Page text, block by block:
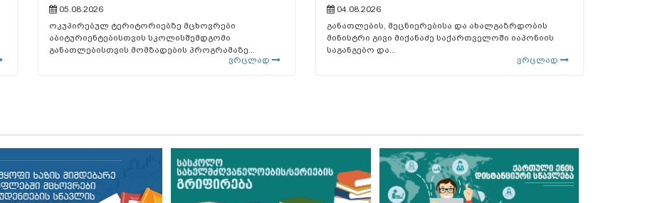
05.08.2026
ოკუპირებულ ტერიტორიებზე მცხოვრები
აბიტურიენტებისთვის სკოლისშემდგომი
განათლებისთვის მომზადების პროგრამაზე...
ვრცლად
04.08.2026
განათლების, მეცნიერებისა და ახალგაზრდობის
მინისტრი გივი მიქანაძე საქართველოში იაპონიის
საგანგებო და...
ვრცლად